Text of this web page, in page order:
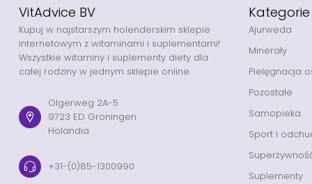
VitAdvice BV
Kupuj w najstarszym holenderskim sklepie
internetowym z witaminami i suplementami!
Wszystkie witaminy i suplementy diety dla
całej rodziny w jednym sklepie online.
Olgerweg 2A-5
9723 ED Groningen
Holandia
+31-(0)85-1300990
Kategorie
Ajurweda
Minerały
Pielęgnacja
Pozostałe
Samopieka
Sport i
Suplementy